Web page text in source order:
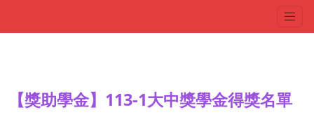
【獎助學金】113-1大中獎學金得獎名單